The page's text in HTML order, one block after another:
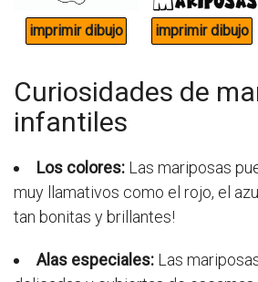
Curiosidades de
infantiles
Los colores: Las mariposas
muy llamativos como el rojo, el
tan bonitas y brillantes!
Alas especiales: Las